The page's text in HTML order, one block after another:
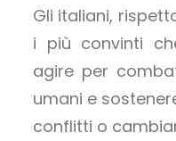
Gli italiani,
i più convinti
agire per
umani e
conflitti o